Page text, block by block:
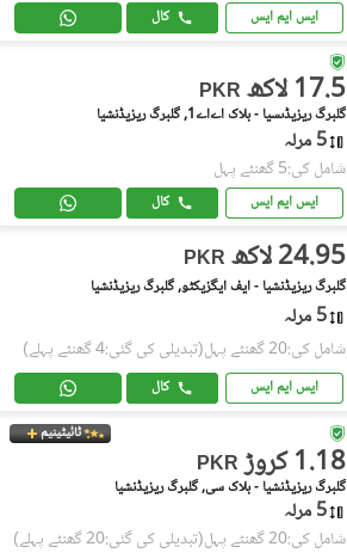
ایس ایم ایس کال
PKR 17.5 لاکھ
گلبرگ ریزیڈںسیا - بلاک اےاے1, گلبرگ ریزیڈنشیا
5 مرلہ
شامل کی:5 گھنٹے پہل
ایس ایم ایس کال
PKR 24.95 لاکھ
گلبرگ ریزیڈنشیا - ایف ایگزیکٹو, گلبرگ ریزیڈنشیا
5 مرلہ
شامل کی:20 گھنٹے پہل (تبدیلی کی گئی:4 گھنٹے پہلے)
ایس ایم ایس کال
ٹائیٹینیم
PKR 1.18 کروڑ
گلبرگ ریزیڈنشیا - بلاک سی, گلبرگ ریزیڈنشیا
5 مرلہ
شامل کی:20 گھنٹے پہل (تبدیلی کی گئی:20 گھنٹے پہلے)